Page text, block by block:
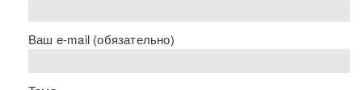
Ваш e-mail (обязательно)